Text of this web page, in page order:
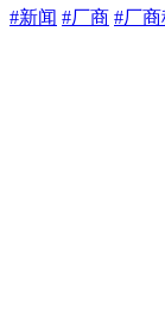
#新闻 #厂商 #厂